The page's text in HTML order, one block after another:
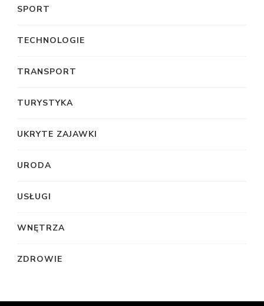
SPORT
TECHNOLOGIE
TRANSPORT
TURYSTYKA
UKRYTE ZAJAWKI
URODA
USŁUGI
WNĘTRZA
ZDROWIE